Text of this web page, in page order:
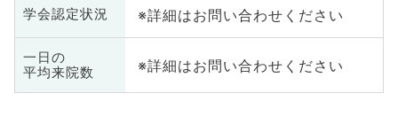
学会認定状況 ※詳細はお問い合わせください
一日の
平均来院数
※詳細はお問い合わせください